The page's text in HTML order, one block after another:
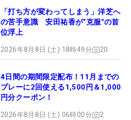
「打ち方が変わってしまう」洋芝へ
の苦手意識 安田祐香が“克服”の首
位浮上
2026年8月8日 (土) 18時49分 20
4日間の期間限定配布！11月までの
プレーに2回使える1,500円＆1,000
円分クーポン！
2026年8月8日 (土) 06時00分 2